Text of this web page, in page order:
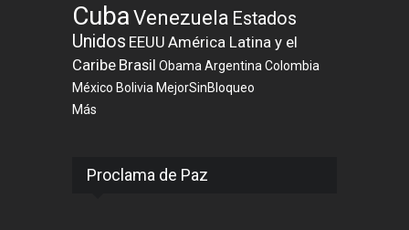
CubaVenezuela Estados
Unidos EEUU América Latina y el
Caribe Brasil ObamaArgentinaColombia
México Bolivia MejorSinBloqueo
Más
Proclama de Paz